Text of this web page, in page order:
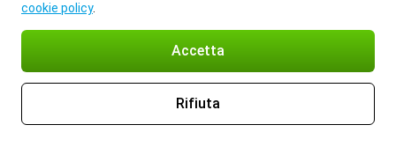
cookie policy.
Accetta
Rifiuta